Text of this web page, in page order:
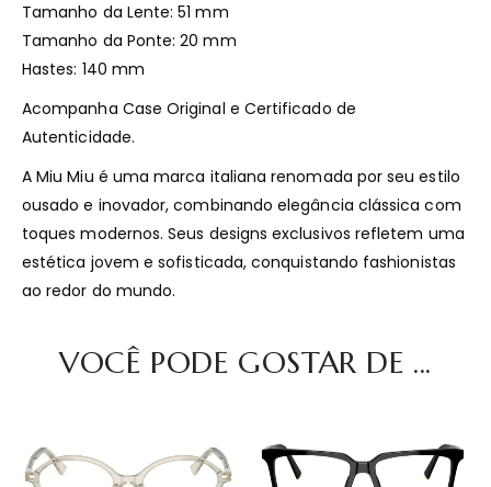
Tamanho da Lente: 51 mm
Tamanho da Ponte: 20 mm
Hastes: 140 mm
Acompanha Case Original e Certificado de
Autenticidade.
A Miu Miu é uma marca italiana renomada por seu estilo
ousado e inovador, combinando elegância clássica com
toques modernos. Seus designs exclusivos refletem uma
estética jovem e sofisticada, conquistando fashionistas
ao redor do mundo.
VOCÊ PODE GOSTAR DE ...